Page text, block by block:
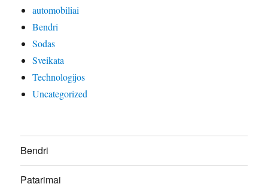
automobiliai
Bendri
Sodas
Sveikata
Technologijos
Uncategorized
Bendri
Patarimai